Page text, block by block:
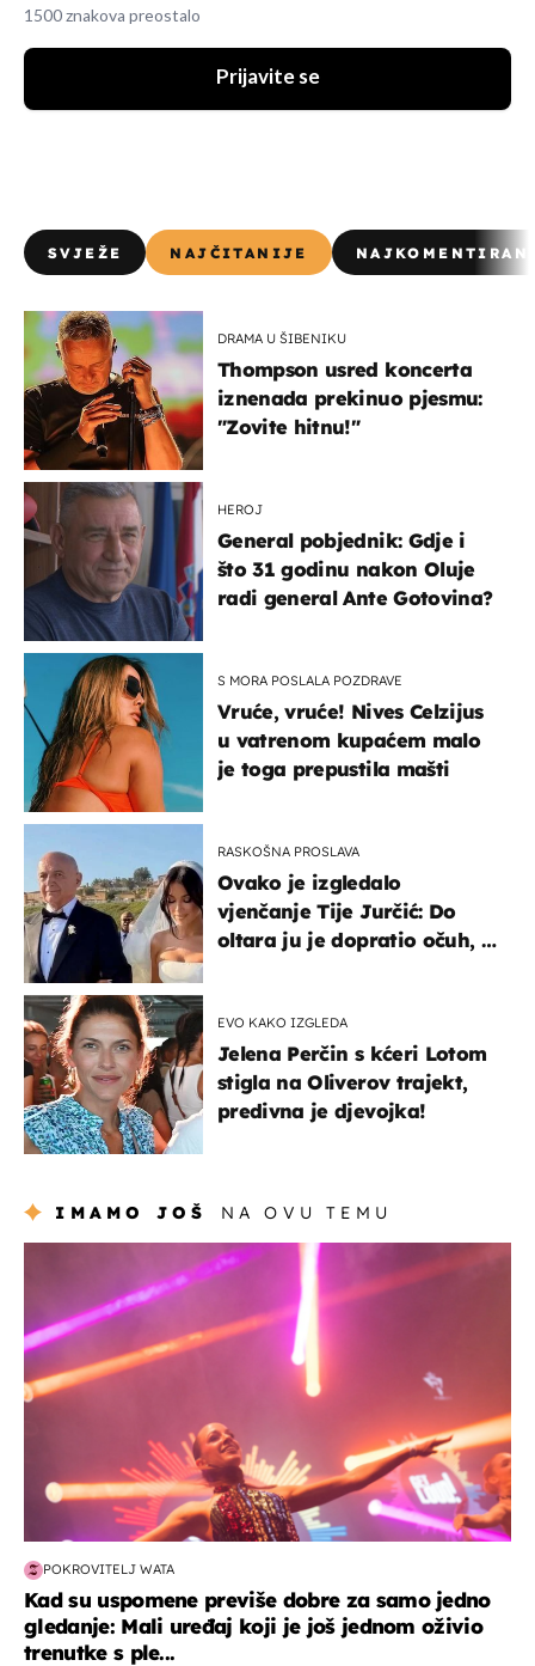
1500 znakova preostalo
Prijavite se
SVJEŽE NAJČITANIJE
DRAMA U ŠIBENIKU
Thompson usred koncerta
iznenada prekinuo pjesmu:
"Zovite hitnu!"
HEROJ
General pobjednik: Gdje i
što 31 godinu nakon Oluje
radi general Ante Gotovina?
S MORA POSLALA POZDRAVE
Vruće, vruće! Nives Celzijus
u vatrenom kupaćem malo
je toga prepustila mašti
RASKOŠNA PROSLAVA
Ovako je izgledalo
vjenčanje Tije Jurčić: Do
oltara ju je dopratio očuh, a
EVO KAKO IZGLEDA
Jelena Perčin s kćeri Lotom
stigla na Oliverov trajekt,
predivna je djevojka!
IMAMO JOŠ NA OVU TEMU
POKROVITELJ WATA
Kad su uspomene previše dobre za samo jedno
gledanje: Mali uređaj koji je još jednom oživio
trenutke s ple...